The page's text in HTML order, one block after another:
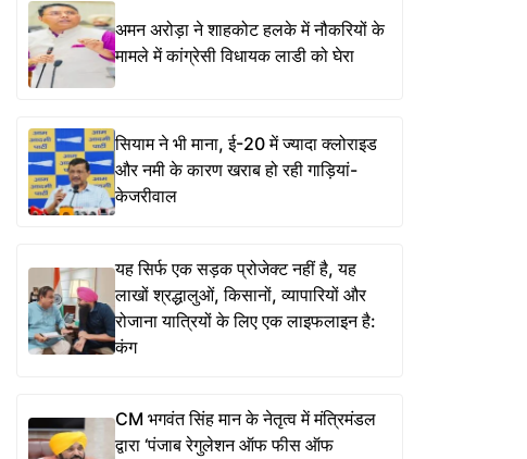
अमन अरोड़ा ने शाहकोट हलके में नौकरियों के
मामले में कांग्रेसी विधायक लाडी को घेरा
सियाम ने भी माना, ई-20 में ज्यादा क्लोराइड
और नमी के कारण खराब हो रही गाड़ियां-
केजरीवाल
यह सिर्फ एक सड़क प्रोजेक्ट नहीं है, यह
लाखों श्रद्धालुओं, किसानों, व्यापारियों और
रोजाना यात्रियों के लिए एक लाइफलाइन है:
कंग
CM भगवंत सिंह मान के नेतृत्व में मंत्रिमंडल
द्वारा ‘पंजाब रेगुलेशन ऑफ फीस ऑफ